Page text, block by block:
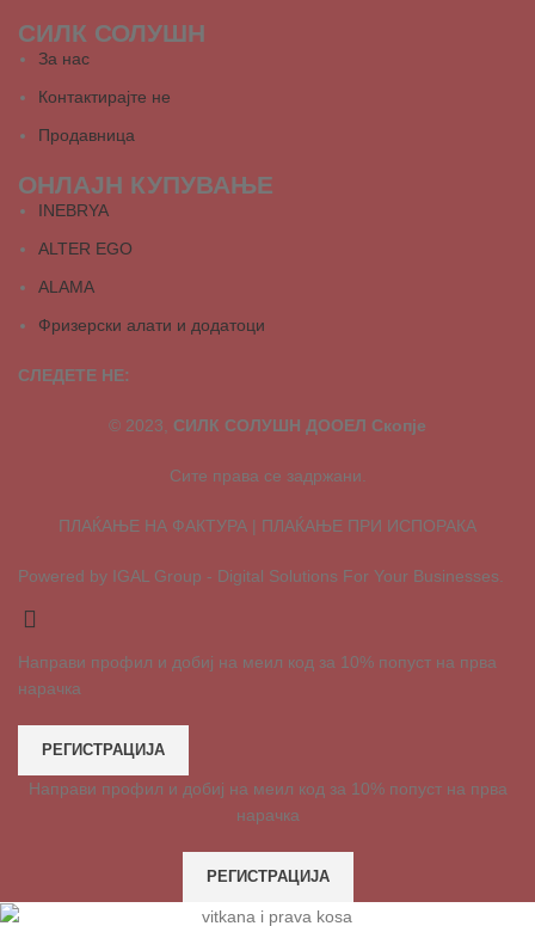
СИЛК СОЛУШН
За нас
Контактирајте не
Продавница
ОНЛАЈН КУПУВАЊЕ
INEBRYA
ALTER EGO
ALAMA
Фризерски алати и додатоци
СЛЕДЕТЕ НЕ:
© 2023, СИЛК СОЛУШН ДООЕЛ Скопје
Сите права се задржани.
ПЛАЌАЊЕ НА ФАКТУРА | ПЛАЌАЊЕ ПРИ ИСПОРАКА
Powered by IGAL Group - Digital Solutions For Your Businesses.
Направи профил и добиј на меил код за 10% попуст на прва
нарачка
РЕГИСТРАЦИЈА
Направи профил и добиј на меил код за 10% попуст на прва
нарачка
РЕГИСТРАЦИЈА